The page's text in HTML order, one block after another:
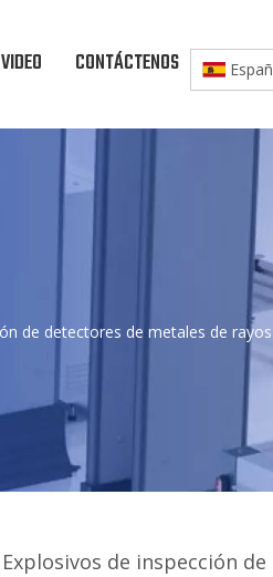
VIDEO CONTÁCTENOS
de detectores de metales de
Explosivos de inspección